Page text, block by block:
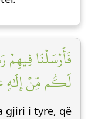
فَأَرۡسَلۡنَا فِيهِمۡ
لَكُم مِّنۡ إِلَٰهٍ
gjiri i tyre, që